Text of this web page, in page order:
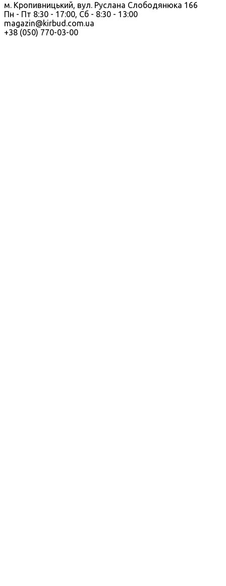
м. Кропивницький, вул. Руслана Слободянюка 166
Пн - Пт 8:30 - 17:00, Сб - 8:30 - 13:00
magazin@kirbud.com.ua
+38 (050) 770-03-00